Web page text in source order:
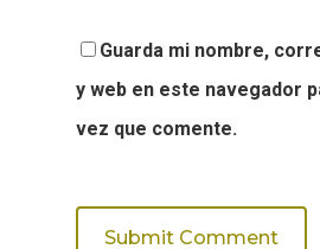
Guarda mi nombre,
y web en este navegador
vez que comente.